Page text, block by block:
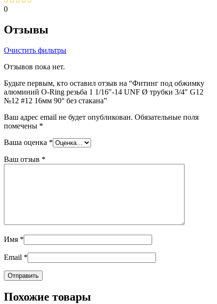
0
Отзывы
Очистить фильтры
Отзывов пока нет.
Будьте первым, кто оставил отзыв на “Фитинг под обжимку
алюминий O-Ring резьба 1 1/16″-14 UNF Ø трубки 3/4″ G12
№12 #12 16мм 90° без стакана”
Ваш адрес email не будет опубликован. Обязательные поля
помечены *
Ваша оценка *
Ваш отзыв *
Имя *
Email *
Похожие товары